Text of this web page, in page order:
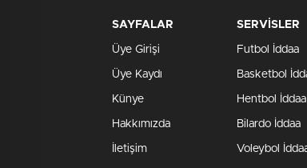
SAYFALAR
Üye Girişi
Üye Kaydı
Künye
Hakkımızda
İletişim
SERVİSLER
Futbol İddaa
Basketbol
Hentbol İddaa
Bilardo İddaa
Voleybol